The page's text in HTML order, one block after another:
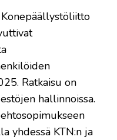
Ratkaisu on
hallinnoissa.
yhdessä KTN:n ja